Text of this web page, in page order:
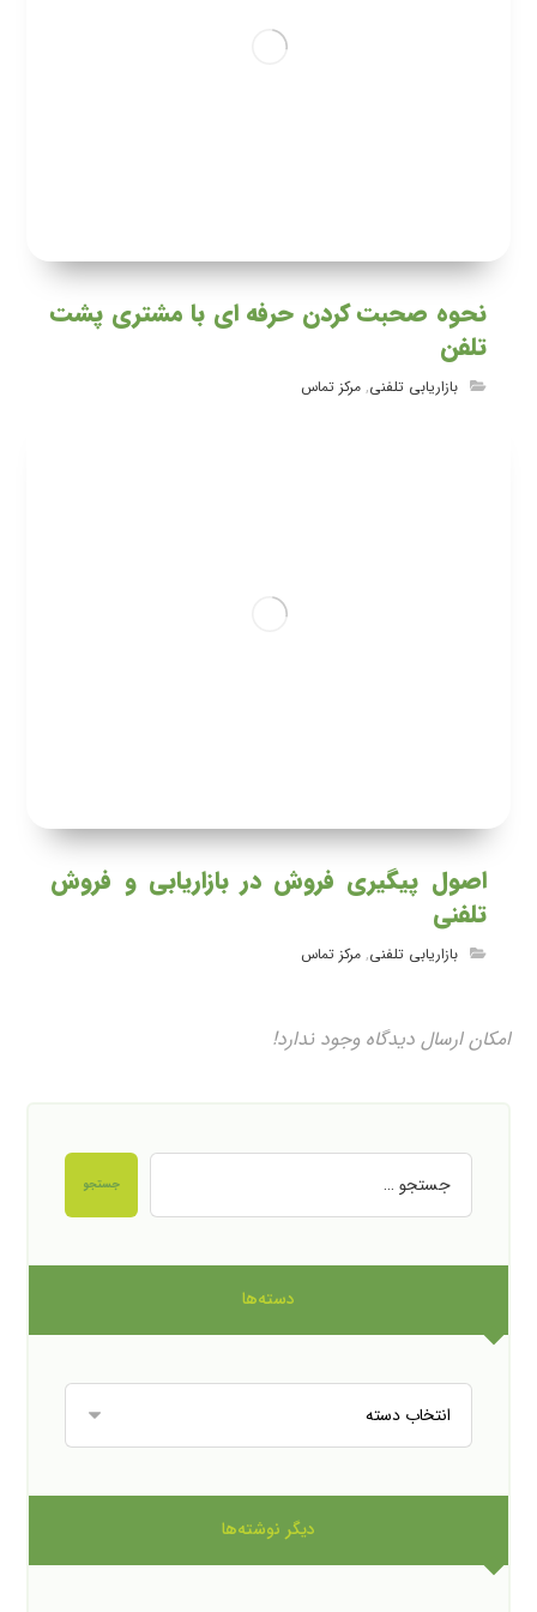
نحوه صحبت کردن حرفه ای با مشتری پشت
تلفن
بازاریابی تلفنی,مرکز تماس
اصول پیگیری فروش در بازاریابی و فروش
تلفنی
بازاریابی تلفنی,مرکز تماس
امکان ارسال دیدگاه وجود ندارد!
جستجو
دسته‌ها
دیگر نوشته‌ها